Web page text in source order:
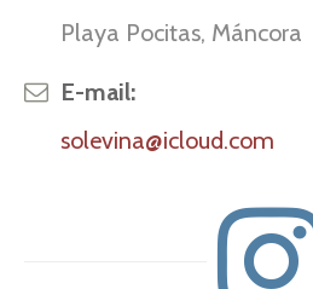
Playa Pocitas, Máncora
E-mail:
solevina@icloud.com